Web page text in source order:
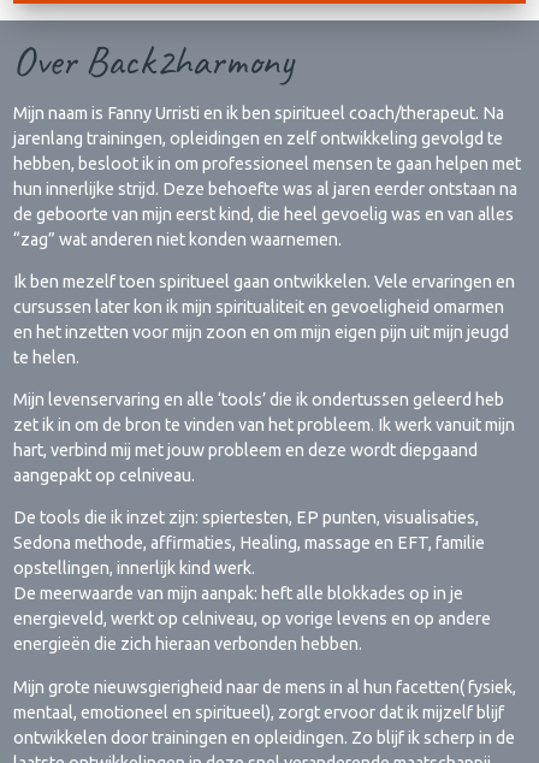
Over Back2harmony
Mijn naam is Fanny Urristi en ik ben spiritueel coach/therapeut. Na
jarenlang trainingen, opleidingen en zelf ontwikkeling gevolgd te
hebben, besloot ik in om professioneel mensen te gaan helpen met
hun innerlijke strijd. Deze behoefte was al jaren eerder ontstaan na
de geboorte van mijn eerst kind, die heel gevoelig was en van alles
“zag” wat anderen niet konden waarnemen.
Ik ben mezelf toen spiritueel gaan ontwikkelen. Vele ervaringen en
cursussen later kon ik mijn spiritualiteit en gevoeligheid omarmen
en het inzetten voor mijn zoon en om mijn eigen pijn uit mijn jeugd
te helen.
Mijn levenservaring en alle ‘tools’ die ik ondertussen geleerd heb
zet ik in om de bron te vinden van het probleem. Ik werk vanuit mijn
hart, verbind mij met jouw probleem en deze wordt diepgaand
aangepakt op celniveau.
De tools die ik inzet zijn: spiertesten, EP punten, visualisaties,
Sedona methode, affirmaties, Healing, massage en EFT, familie
opstellingen, innerlijk kind werk.
De meerwaarde van mijn aanpak: heft alle blokkades op in je
energieveld, werkt op celniveau, op vorige levens en op andere
energieën die zich hieraan verbonden hebben.
Mijn grote nieuwsgierigheid naar de mens in al hun facetten( fysiek,
mentaal, emotioneel en spiritueel), zorgt ervoor dat ik mijzelf blijf
ontwikkelen door trainingen en opleidingen. Zo blijf ik scherp in de